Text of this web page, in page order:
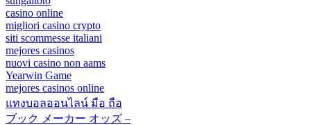
casino online
migliori casino crypto
siti scommesse italiani
mejores casinos
nuovi casino non aams
Yearwin Game
mejores casinos online
แทงบอลออนไลน์ มือ ถือ
ブック メーカー オッズ –